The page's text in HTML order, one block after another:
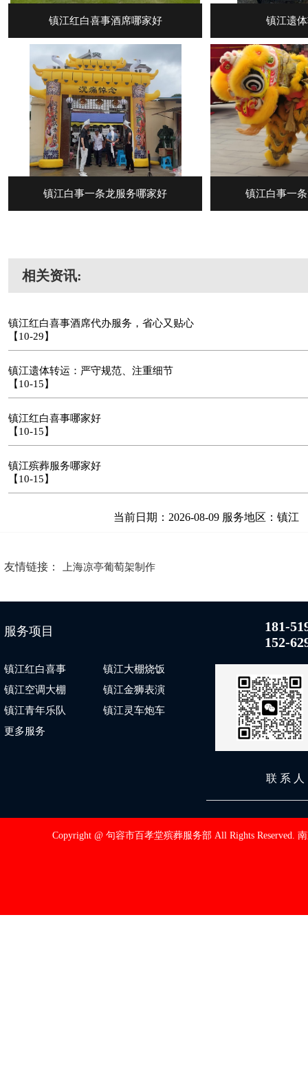
镇江红白喜事酒席哪家好 镇江遗
镇江白事一条龙服务哪家好 镇江白事一
相关资讯:
镇江红白喜事酒席代办服务，省心又贴心
【10-29】
镇江遗体转运：严守规范、注重细节
【10-15】
镇江红白喜事哪家好
【10-15】
镇江殡葬服务哪家好
【10-15】
当前日期：2026-08-09 服务地区：镇江
友情链接： 上海凉亭葡萄架制作
服务项目
镇江红白喜事
镇江大棚烧饭
镇江空调大棚
镇江金狮表演
镇江青年乐队
镇江灵车炮车
更多服务
181-
152-
联 系 人
Copyright @ 句容市百孝堂殡葬服务部 All Rights Reserved.